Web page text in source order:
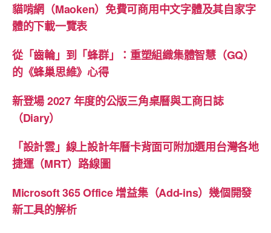
貓啃網（Maoken）免費可商用中文字體及其自家字
體的下載一覽表
從「齒輪」到「蜂群」：重塑組織集體智慧（GQ）
的《蜂巢思維》心得
新登場 2027 年度的公版三角桌曆與工商日誌
（Diary）
「設計雲」線上設計年曆卡背面可附加選用台灣各地
捷運（MRT）路線圖
Microsoft 365 Office 增益集（Add-ins）幾個開發
新工具的解析